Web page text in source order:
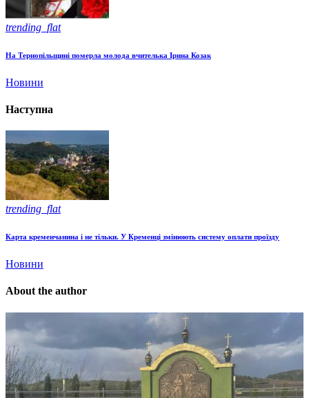
trending_flat
На Тернопільщині померла молода вчителька Ірина Козак
Новини
Наступна
trending_flat
Карта кременчанина і не тільки. У Кременці змінюють систему оплати проїзду
Новини
About the author